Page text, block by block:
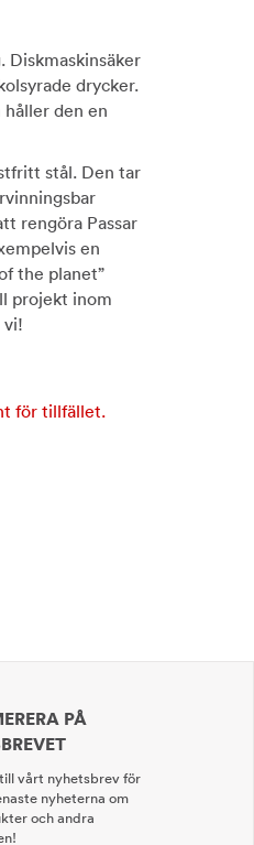
Diskmaskinsäker
drycker.
den en
stål. Den tar
rengöra Passar
en
the planet”
projekt inom
vi!
för tillfället.
PÅ
vårt nyhetsbrev för
nyheterna om
och andra